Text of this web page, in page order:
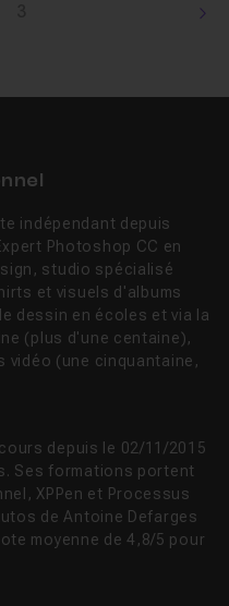
indépendant depuis
Photoshop CC en
studio spécialisé
et visuels d'albums
dessin en écoles et via la
(plus d'une centaine),
vidéo (une cinquantaine,
depuis le 02/11/2015
Ses formations portent
XPPen et Processus
de Antoine Defarges
moyenne de 4,8/5 pour